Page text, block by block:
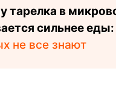
тарелка в
сильнее еды:
не все знают